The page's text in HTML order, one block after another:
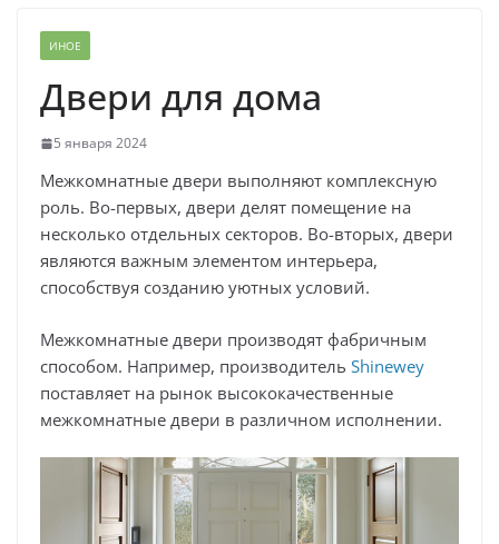
ИНОЕ
Двери для дома
5 января 2024
Межкомнатные двери выполняют комплексную
роль. Во-первых, двери делят помещение на
несколько отдельных секторов. Во-вторых, двери
являются важным элементом интерьера,
способствуя созданию уютных условий.
Межкомнатные двери производят фабричным
способом. Например, производитель Shinewey
поставляет на рынок высококачественные
межкомнатные двери в различном исполнении.